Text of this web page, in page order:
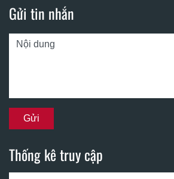
Gửi tin nhắn
Thống kê truy cập